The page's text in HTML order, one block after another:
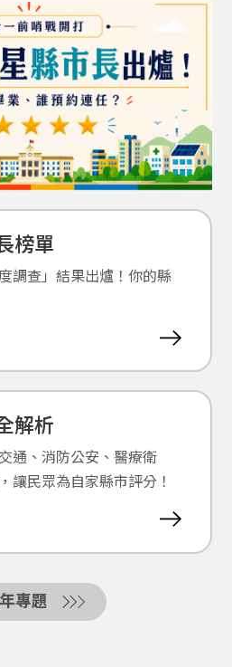
榜單
調查」結果出爐！你的縣
解析
通、消防公安、醫療衛
讓民眾為自家縣市評分！
專題